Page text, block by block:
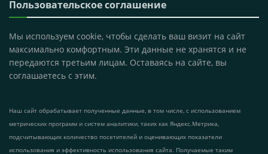
Пользовательское соглашение
Мы используем cookie, чтобы сделать ваш визит на сайт
максимально комфортным. Эти данные не хранятся и не
передаются третьим лицам. Оставаясь на сайте, вы
соглашаетесь с этим.
Наш сайт обрабатывает полученные данные, в том числе, с использованием
метрических программ и систем аналитики, таких как Яндекс.Метрика,
подсчитывающих количество посетителей и оценивающих показатели
использования и эффективность использования сайта. Получаемые таким